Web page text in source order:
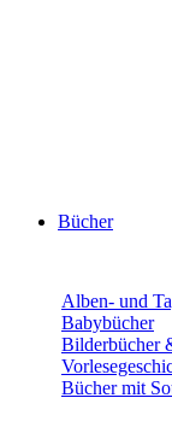
Bücher
Alben- und
Babybücher
Bilderbücher
Bücher mit